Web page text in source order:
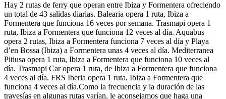
Hay 2 rutas de ferry que operan entre Ibiza y Formentera ofreciendo
un total de 43 salidas diarias. Balearia opera 1 ruta, Ibiza a
Formentera que funciona 16 veces por semana. Trasmapi opera 1
ruta, Ibiza a Formentera que funciona 12 veces al día. Aquabus
opera 2 rutas, Ibiza a Formentera funciona 7 veces al día y Playa
d’en Bossa (Ibiza) a Formentera unas 4 veces al día. Mediterranea
Pitiusa opera 1 ruta, Ibiza a Formentera que funciona 10 veces al
día. Trasmapi Car opera 1 ruta, de Ibiza a Formentera que funciona
4 veces al día. FRS Iberia opera 1 ruta, Ibiza a Formentera que
funciona 4 veces al día.Como la frecuencia y la duración de las
travesías en algunas rutas varían, le aconsejamos que haga una